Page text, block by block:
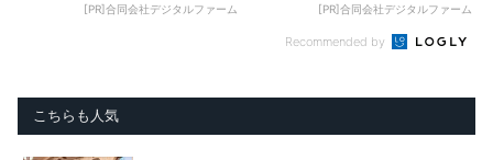
[PR]合同会社デジタルファーム [PR]合同会社デジタルファーム
Recommended by
こちらも人気